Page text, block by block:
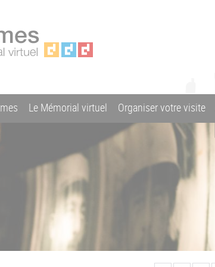
Le Mémorial virtuel Organiser votre visite